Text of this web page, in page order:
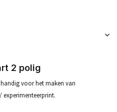
2 polig
voor het maken van